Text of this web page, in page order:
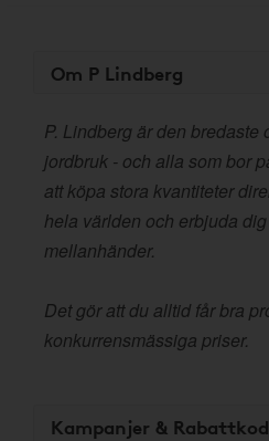
Om P Lindberg
P. Lindberg är den bredaste
jordbruk - och alla som bor
att köpa stora kvantiteter
hela världen och erbjuda
mellanhänder.
Det gör att du alltid får bra
konkurrensmässiga priser.
Kampanjer &